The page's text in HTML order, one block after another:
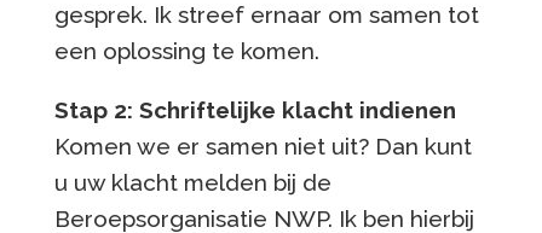
gesprek. Ik streef ernaar om samen tot
een oplossing te komen.
Stap 2: Schriftelijke klacht indienen
Komen we er samen niet uit? Dan kunt
u uw klacht melden bij de
Beroepsorganisatie NWP. Ik ben hierbij